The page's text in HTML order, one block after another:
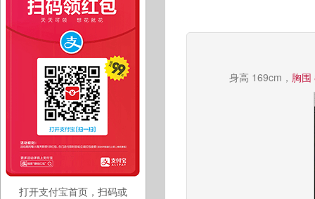
打开支付宝首页，扫码或
身高 169cm， 胸围